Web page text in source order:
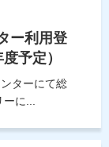
ー利用登
予定）
ターにて総
に...